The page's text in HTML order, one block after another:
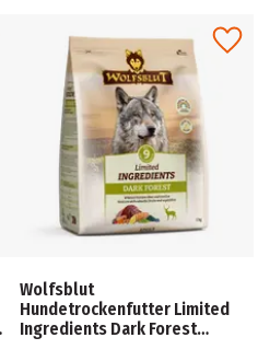
Wolfsblut
Hundetrockenfutter Limited
Ingredients Dark Forest